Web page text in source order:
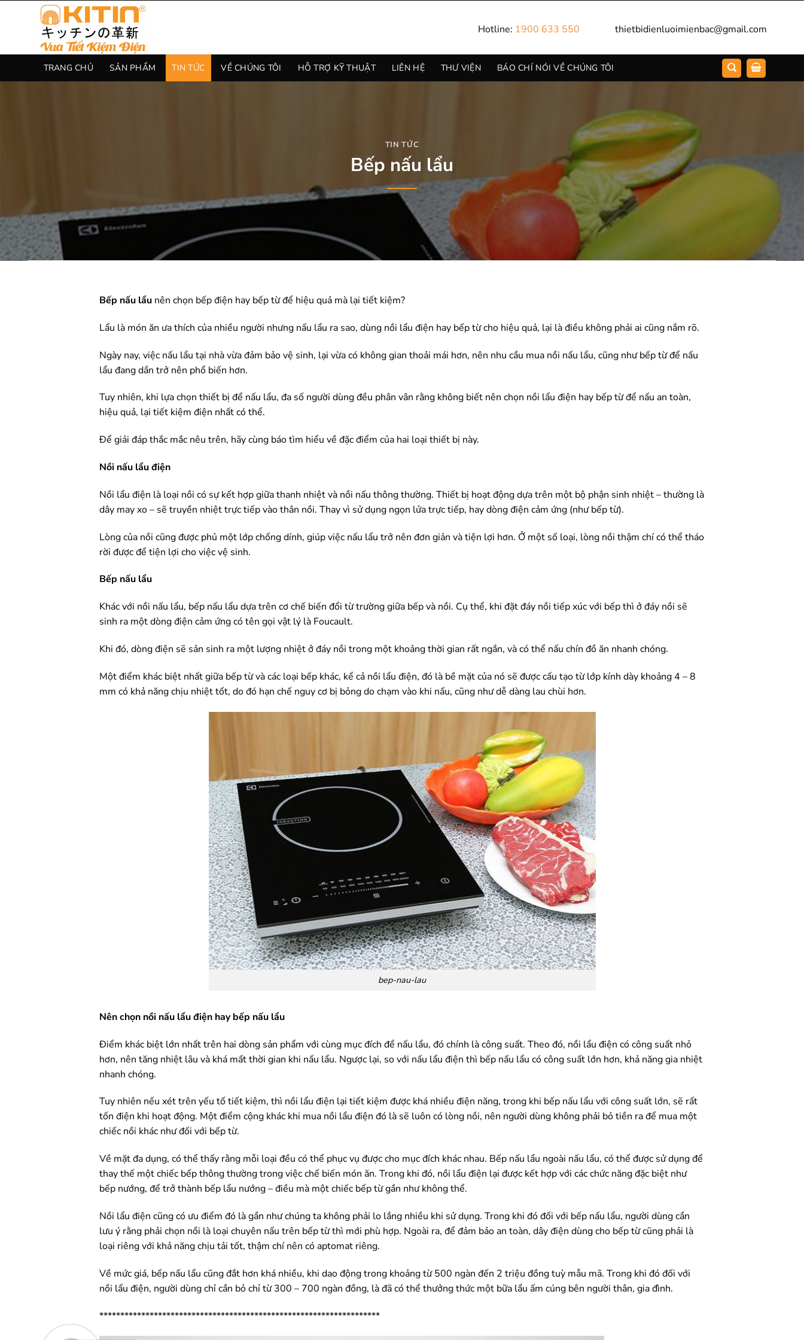
dung
Hotline: 1900 633 550 thietbidienluoimienbac@gmail.com
TRANG CHỦ SẢN PHẨM TIN TỨC VỀ CHÚNG TÔI HỖ TRỢ KỸ THUẬT LIÊN HỆ THƯ VIỆN BÁO CHÍ NÓI VỀ CHÚNG TÔI
TIN TỨC
Bếp nấu lẩu
Bếp nấu lẩu nên chọn bếp điện hay bếp từ để hiệu quả mà lại tiết kiệm?
Lẩu là món ăn ưa thích của nhiều người nhưng nấu lẩu ra sao, dùng nồi lẩu điện hay bếp từ cho hiệu quả, lại là điều không phải ai cũng nắm rõ.
Ngày nay, việc nấu lẩu tại nhà vừa đảm bảo vệ sinh, lại vừa có không gian thoải mái hơn, nên nhu cầu mua nồi nấu lẩu, cũng như bếp từ để nấu
lẩu đang dần trở nên phổ biến hơn.
Tuy nhiên, khi lựa chọn thiết bị để nấu lẩu, đa số người dùng đều phân vân rằng không biết nên chọn nồi lẩu điện hay bếp từ để nấu an toàn,
hiệu quả, lại tiết kiệm điện nhất có thể.
Để giải đáp thắc mắc nêu trên, hãy cùng báo tìm hiểu về đặc điểm của hai loại thiết bị này.
Nồi nấu lẩu điện
Nồi lẩu điện là loại nồi có sự kết hợp giữa thanh nhiệt và nồi nấu thông thường. Thiết bị hoạt động dựa trên một bộ phận sinh nhiệt – thường là
dây may xo – sẽ truyền nhiệt trực tiếp vào thân nồi. Thay vì sử dụng ngọn lửa trực tiếp, hay dòng điện cảm ứng (như bếp từ).
Lòng của nồi cũng được phủ một lớp chống dính, giúp việc nấu lẩu trở nên đơn giản và tiện lợi hơn. Ở một số loại, lòng nồi thậm chí có thể tháo
rời được để tiện lợi cho việc vệ sinh.
Bếp nấu lẩu
Khác với nồi nấu lẩu, bếp nấu lẩu dựa trên cơ chế biến đổi từ trường giữa bếp và nồi. Cụ thể, khi đặt đáy nồi tiếp xúc với bếp thì ở đáy nồi sẽ
sinh ra một dòng điện cảm ứng có tên gọi vật lý là Foucault.
Khi đó, dòng điện sẽ sản sinh ra một lượng nhiệt ở đáy nồi trong một khoảng thời gian rất ngắn, và có thể nấu chín đồ ăn nhanh chóng.
Một điểm khác biệt nhất giữa bếp từ và các loại bếp khác, kể cả nồi lẩu điện, đó là bề mặt của nó sẽ được cấu tạo từ lớp kính dày khoảng 4 – 8
mm có khả năng chịu nhiệt tốt, do đó hạn chế nguy cơ bị bỏng do chạm vào khi nấu, cũng như dễ dàng lau chùi hơn.
bep-nau-lau
Nên chọn nồi nấu lẩu điện hay bếp nấu lẩu
Điểm khác biệt lớn nhất trên hai dòng sản phẩm với cùng mục đích để nấu lẩu, đó chính là công suất. Theo đó, nồi lẩu điện có công suất nhỏ
hơn, nên tăng nhiệt lâu và khá mất thời gian khi nấu lẩu. Ngược lại, so với nấu lẩu điện thì bếp nấu lẩu có công suất lớn hơn, khả năng gia nhiệt
nhanh chóng.
Tuy nhiên nếu xét trên yếu tố tiết kiệm, thì nồi lẩu điện lại tiết kiệm được khá nhiều điện năng, trong khi bếp nấu lẩu với công suất lớn, sẽ rất
tốn điện khi hoạt động. Một điểm cộng khác khi mua nồi lẩu điện đó là sẽ luôn có lòng nồi, nên người dùng không phải bỏ tiền ra để mua một
chiếc nồi khác như đối với bếp từ.
Về mặt đa dụng, có thể thấy rằng mỗi loại đều có thể phục vụ được cho mục đích khác nhau. Bếp nấu lẩu ngoài nấu lẩu, có thể được sử dụng để
thay thế một chiếc bếp thông thường trong việc chế biến món ăn. Trong khi đó, nồi lẩu điện lại được kết hợp với các chức năng đặc biệt như
bếp nướng, để trở thành bếp lẩu nướng – điều mà một chiếc bếp từ gần như không thể.
Nồi lẩu điện cũng có ưu điểm đó là gần như chúng ta không phải lo lắng nhiều khi sử dụng. Trong khi đó đối với bếp nấu lẩu, người dùng cần
lưu ý rằng phải chọn nồi là loại chuyên nấu trên bếp từ thì mới phù hợp. Ngoài ra, để đảm bảo an toàn, dây điện dùng cho bếp từ cũng phải là
loại riêng với khả năng chịu tải tốt, thậm chí nên có aptomat riêng.
Về mức giá, bếp nấu lẩu cũng đắt hơn khá nhiều, khi dao động trong khoảng từ 500 ngàn đến 2 triệu đồng tuỳ mẫu mã. Trong khi đó đối với
nồi lẩu điện, người dùng chỉ cần bỏ chỉ từ 300 – 700 ngàn đồng, là đã có thể thưởng thức một bữa lẩu ấm cúng bên người thân, gia đình.
*******************************************************************